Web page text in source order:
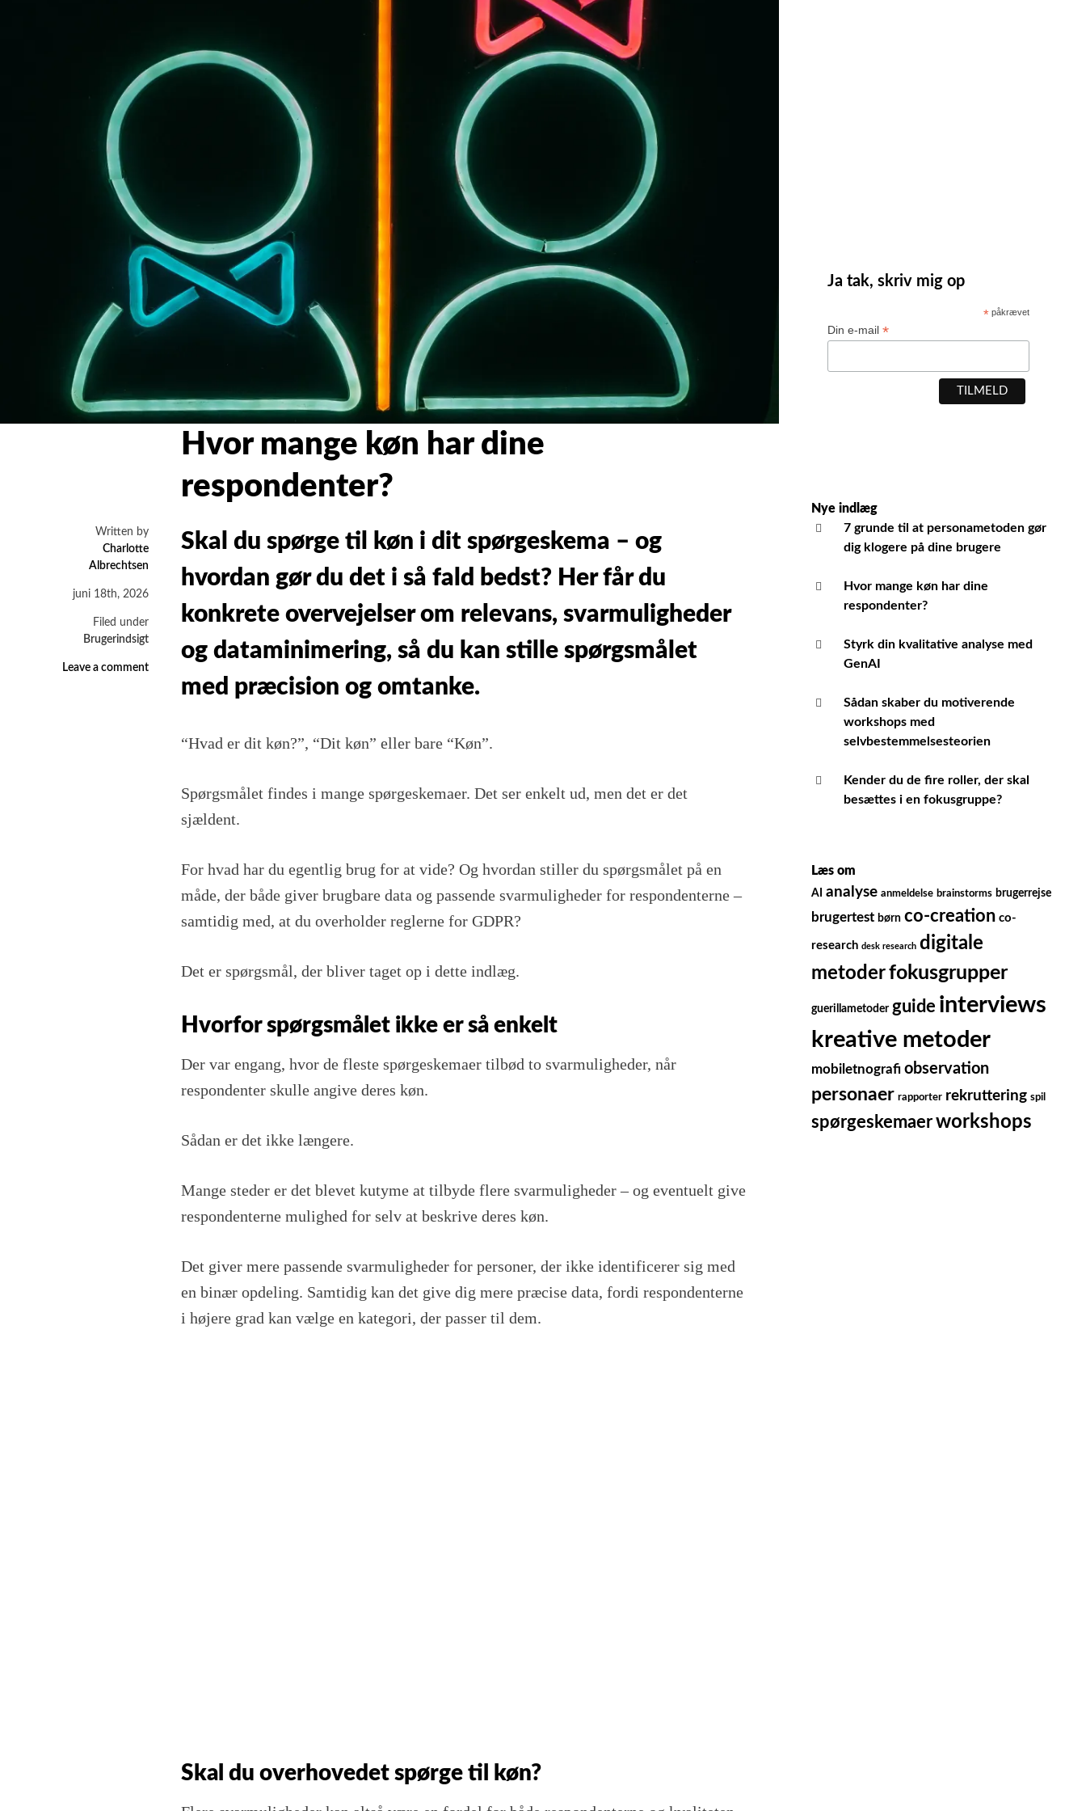
Hvor mange køn har dine
respondenter?
Written by
Charlotte
Albrechtsen
juni 18th, 2026
Filed under
Brugerindsigt
Leave a commenton
Skal du spørge til køn i dit spørgeskema – og
hvordan gør du det i så fald bedst? Her får du
konkrete overvejelser om relevans, svarmuligheder
og dataminimering, så du kan stille spørgsmålet
med præcision og omtanke.
“Hvad er dit køn?”, “Dit køn” eller bare “Køn”.
Spørgsmålet findes i mange spørgeskemaer. Det ser enkelt ud, men det er det
sjældent.
For hvad har du egentlig brug for at vide? Og hvordan stiller du spørgsmålet på en
måde, der både giver brugbare data og passende svarmuligheder for respondenterne –
samtidig med, at du overholder reglerne for GDPR?
Det er spørgsmål, der bliver taget op i dette indlæg.
Hvorfor spørgsmålet ikke er så enkelt
Der var engang, hvor de fleste spørgeskemaer tilbød to svarmuligheder, når
respondenter skulle angive deres køn.
Sådan er det ikke længere.
Mange steder er det blevet kutyme at tilbyde flere svarmuligheder – og eventuelt give
respondenterne mulighed for selv at beskrive deres køn.
Det giver mere passende svarmuligheder for personer, der ikke identificerer sig med
en binær opdeling. Samtidig kan det give dig mere præcise data, fordi respondenterne
i højere grad kan vælge en kategori, der passer til dem.
Skal du overhovedet spørge til køn?
Ja tak, skriv mig op
*påkrævet
Din e-mail *
Nye indlæg
7 grunde til at personametoden gør
dig klogere på dine brugere
Hvor mange køn har dine
respondenter?
Styrk din kvalitative analyse med
GenAI
Sådan skaber du motiverende
workshops med
selvbestemmelsesteorien
Kender du de fire roller, der skal
besættes i en fokusgruppe?
Læs om
AI analyse anmeldelse brainstorms brugerrejse
brugertest børn co-creation co-
research desk research digitale
metoderfokusgrupper
guerillametoder guide interviews
kreative metoder
mobiletnografi observation
personaer rapporter rekruttering spil
spørgeskemaerworkshops